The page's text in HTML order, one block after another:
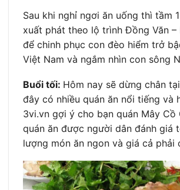
Sau khi nghỉ ngơi ăn uống thì tầm
xuất phát theo lộ trình Đồng Văn –
để chinh phục con đèo hiểm trở
Việt Nam và ngắm nhìn con sông
Buổi tối: Hôm nay sẽ dừng chân
đây có nhiều quán ăn nổi tiếng và
3vi.vn gợi ý cho bạn quán Mây Cồ
quán ăn được người dân đánh giá
lượng món ăn ngon và giá cả phải